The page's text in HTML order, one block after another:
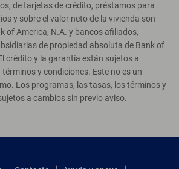
de tarjetas de crédito, préstamos para
y sobre el valor neto de la vivienda son
of America, N.A. y bancos afiliados,
de propiedad absoluta de Bank of
crédito y la garantía están sujetos a
y condiciones. Este no es un
Los programas, las tasas, los términos y
a cambios sin previo aviso.